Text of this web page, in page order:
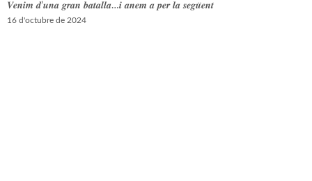
𝑽𝒆𝒏𝒊𝒎 𝒅’𝒖𝒏𝒂 𝒈𝒓𝒂𝒏 𝒃𝒂𝒕𝒂𝒍𝒍𝒂…𝒊 𝒂𝒏𝒆𝒎 𝒂 𝒑𝒆𝒓 𝒍𝒂 𝒔𝒆𝒈𝒖̈𝒆𝒏𝒕
16 d'octubre de 2024